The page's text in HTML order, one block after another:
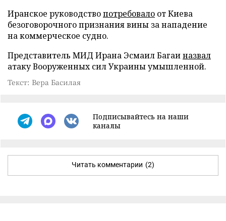
Иранское руководствопотребовало от Киева
безоговорочного признания вины за нападение
на коммерческое судно.
Представитель МИД Ирана Эсмаил Багаиназвал
атаку Вооруженных сил Украины умышленной.
Текст: Вера Басилая
Подписывайтесь на наши
каналы
Читать комментарии (2)